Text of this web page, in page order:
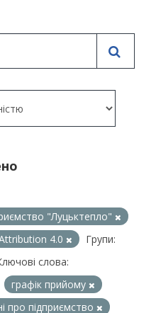
"Луцьктепло"
4.0
Групи:
слова:
графік прийому
про підприємство